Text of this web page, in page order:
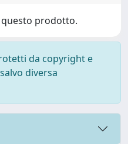
questo prodotto.
da copyright e
diversa